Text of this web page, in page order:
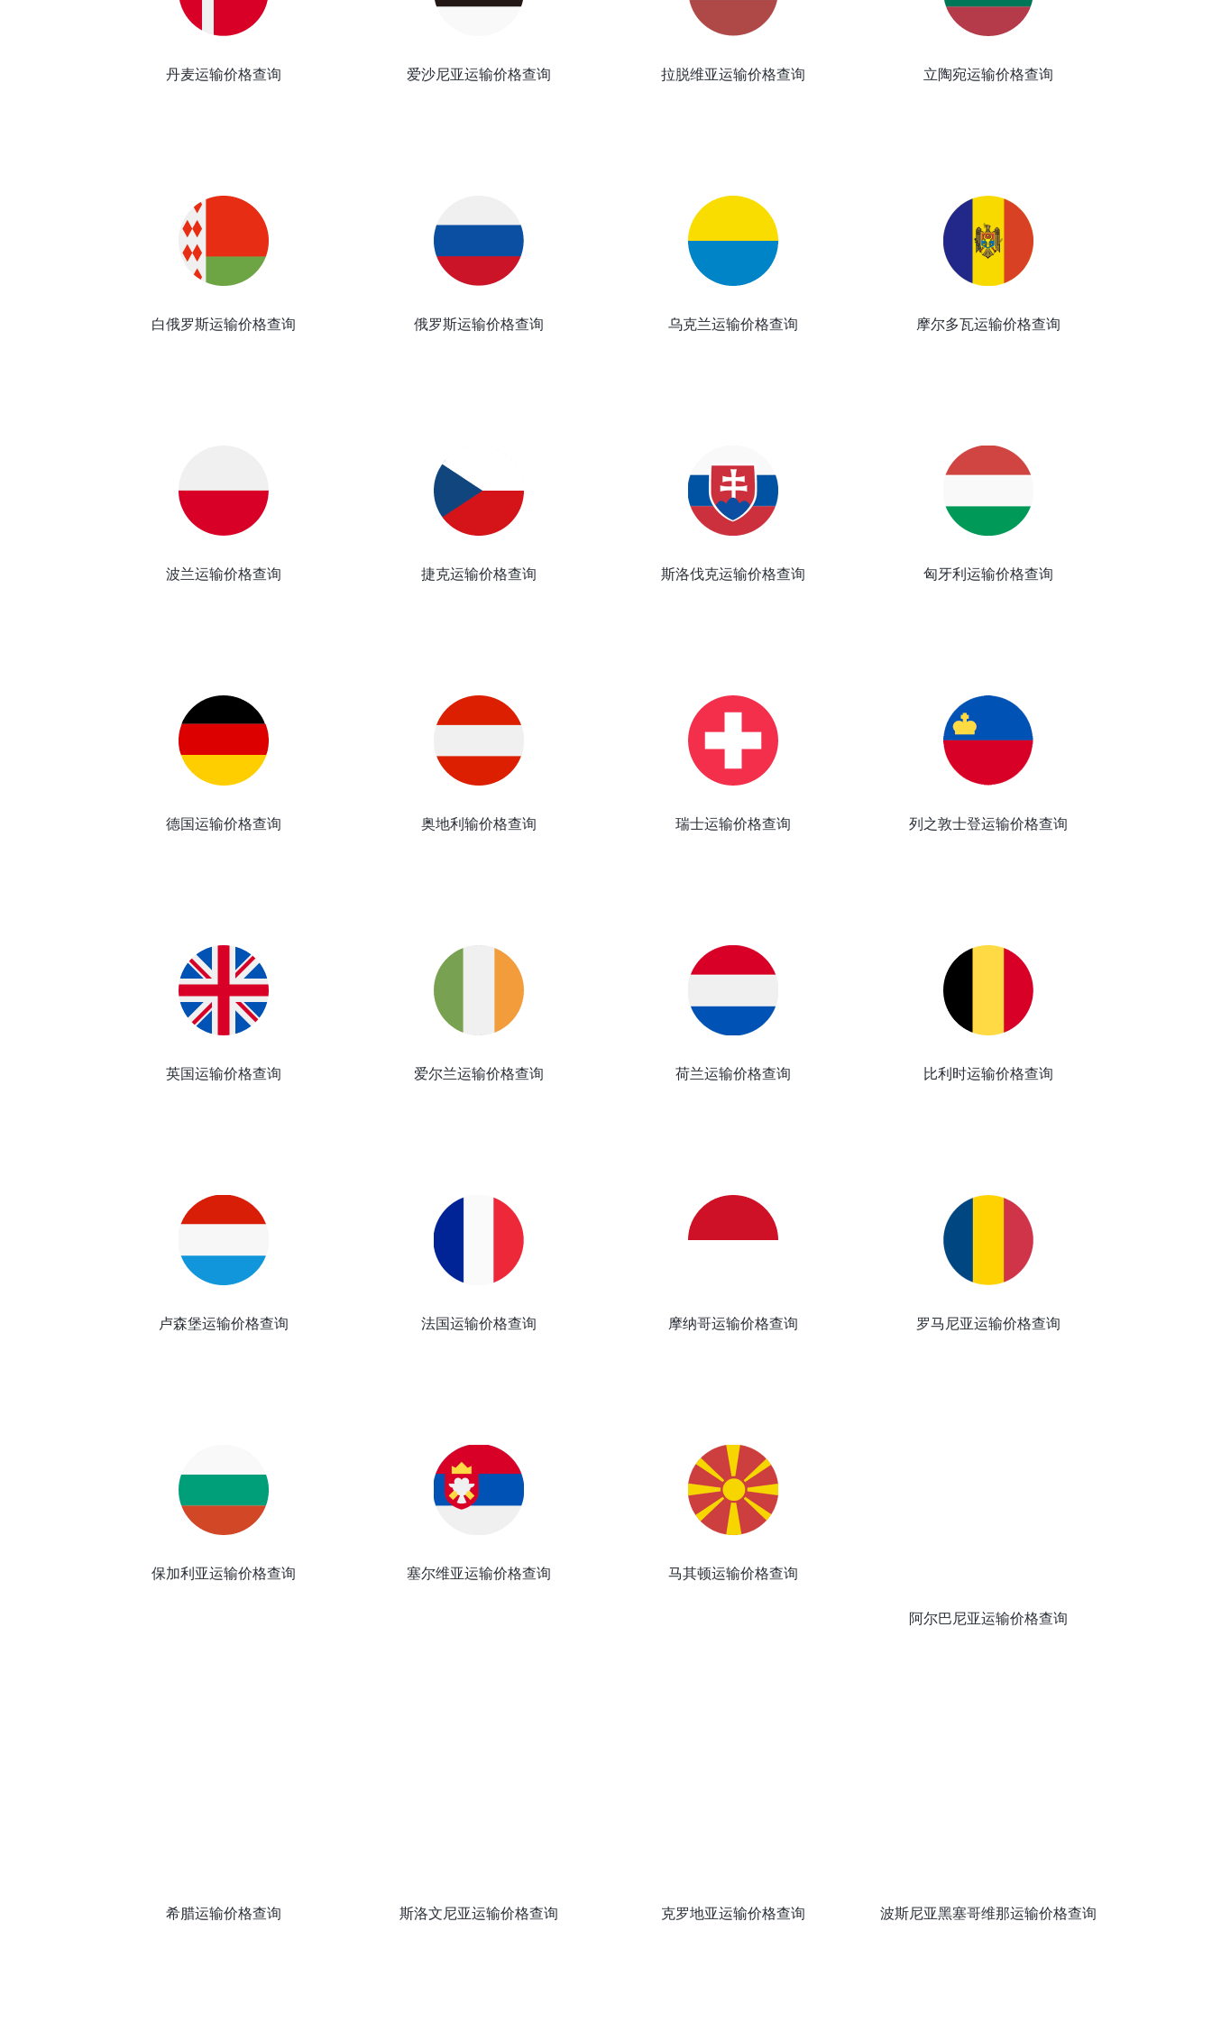
丹麦运输价格查询 爱沙尼亚运输价格查询 拉脱维亚运输价格查询 立陶宛运输价格查询
白俄罗斯运输价格查询 俄罗斯运输价格查询 乌克兰运输价格查询 摩尔多瓦运输价格查询
波兰运输价格查询 捷克运输价格查询 斯洛伐克运输价格查询 匈牙利运输价格查询
德国运输价格查询 奥地利输价格查询 瑞士运输价格查询 列之敦士登运输价格查询
英国运输价格查询 爱尔兰运输价格查询 荷兰运输价格查询 比利时运输价格查询
卢森堡运输价格查询 法国运输价格查询 摩纳哥运输价格查询 罗马尼亚运输价格查询
保加利亚运输价格查询 塞尔维亚运输价格查询 马其顿运输价格查询